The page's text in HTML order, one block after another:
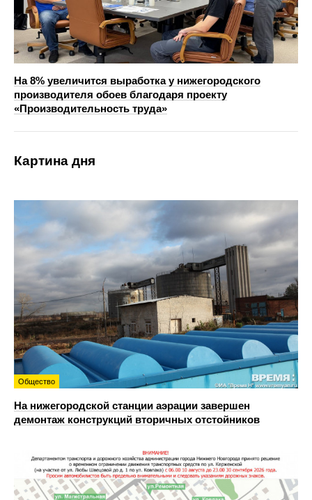
На 8% увеличится выработка у нижегородского
производителя обоев благодаря проекту
«Производительность труда»
Картина дня
Общество
На нижегородской станции аэрации завершен
демонтаж конструкций вторичных отстойников